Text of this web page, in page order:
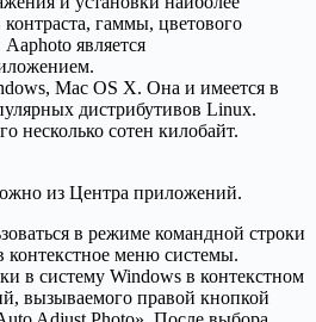
гаммы, цветового
является
Mac OS X. Она и имеется в
дистрибутивов Linux.
несколько сотен килобайт.
из Центра приложений.
в режиме командной строки
контекстное меню системы.
в систему Windows в контекстном
вызываемого правой кнопкой